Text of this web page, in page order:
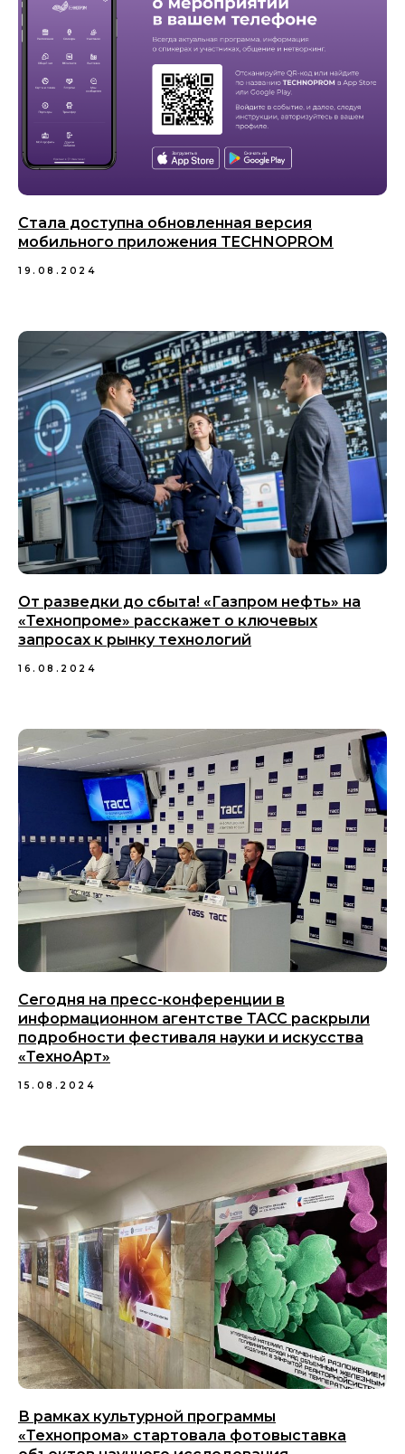
Стала доступна обновленная версия
мобильного приложения TECHNOPROM
19.08.2024
От разведки до сбыта! «Газпром нефть» на
«Технопроме» расскажет о ключевых
запросах к рынку технологий
16.08.2024
Сегодня на пресс-конференции в
информационном агентстве ТАСС раскрыли
подробности фестиваля науки и искусства
«ТехноАрт»
15.08.2024
В рамках культурной программы
«Технопрома» стартовала фотовыставка